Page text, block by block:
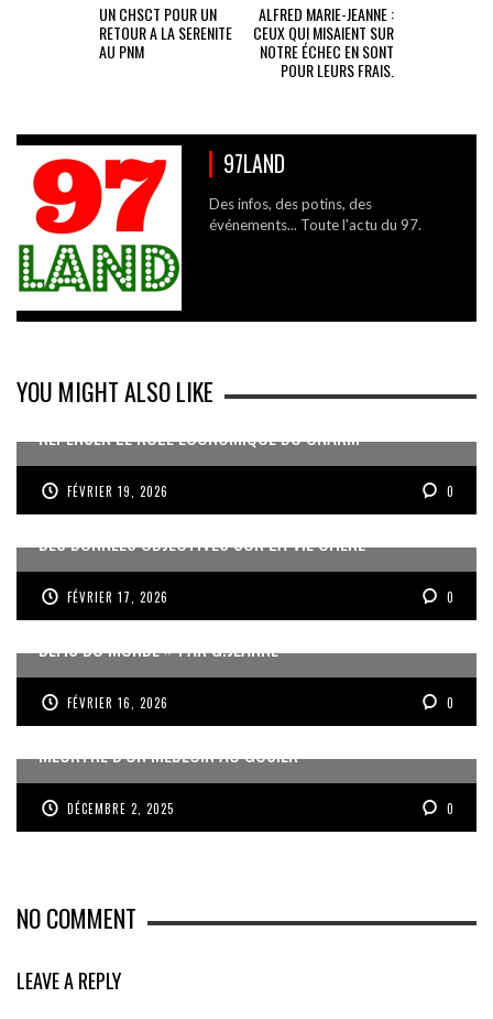
UN CHSCT POUR UN
RETOUR A LA SERENITE
AU PNM
ALFRED MARIE-JEANNE :
CEUX QUI MISAIENT SUR
NOTRE ÉCHEC EN SONT
POUR LEURS FRAIS.
97LAND
Des infos, des potins, des
événements... Toute l'actu du 97.
YOU MIGHT ALSO LIKE
REPENSER LE RÔLE ÉCONOMIQUE DU CNARM
FÉVRIER 19, 2026 0
DES DONNÉES OBJECTIVES SUR LA VIE CHÈRE
FÉVRIER 17, 2026 0
« UN GOSIER FIER, FORT ET RESPONSABLE FACE AUX
DÉFIS DU MONDE » PAR G.JEANNE
FÉVRIER 16, 2026 0
MEURTRE D’UN MÉDECIN AU GOSIER
DÉCEMBRE 2, 2025 0
NO COMMENT
LEAVE A REPLY